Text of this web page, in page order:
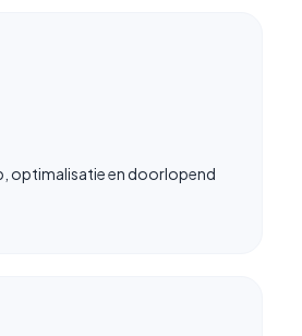
optimalisatie en doorlopend